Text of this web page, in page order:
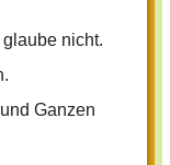
glaube nicht.
Ganzen